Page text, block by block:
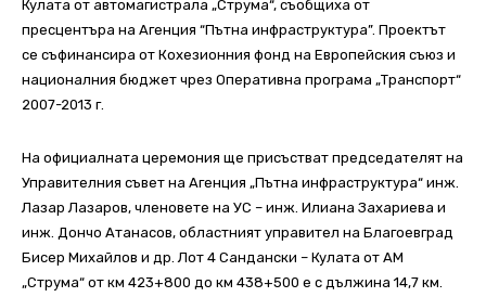
Кулата от автомагистрала „Струма“, съобщиха от
пресцентъра на Агенция “Пътна инфраструктура”. Проектът
се съфинансира от Кохезионния фонд на Европейския съюз и
националния бюджет чрез Оперативна програма „Транспорт“
2007-2013 г.
На официалната церемония ще присъстват председателят на
Управителния съвет на Агенция „Пътна инфраструктура“ инж.
Лазар Лазаров, членовете на УС – инж. Илиана Захариева и
инж. Дончо Атанасов, областният управител на Благоевград
Бисер Михайлов и др. Лот 4 Сандански – Кулата от АМ
„Струма“ от км 423+800 до км 438+500 е с дължина 14,7 км.